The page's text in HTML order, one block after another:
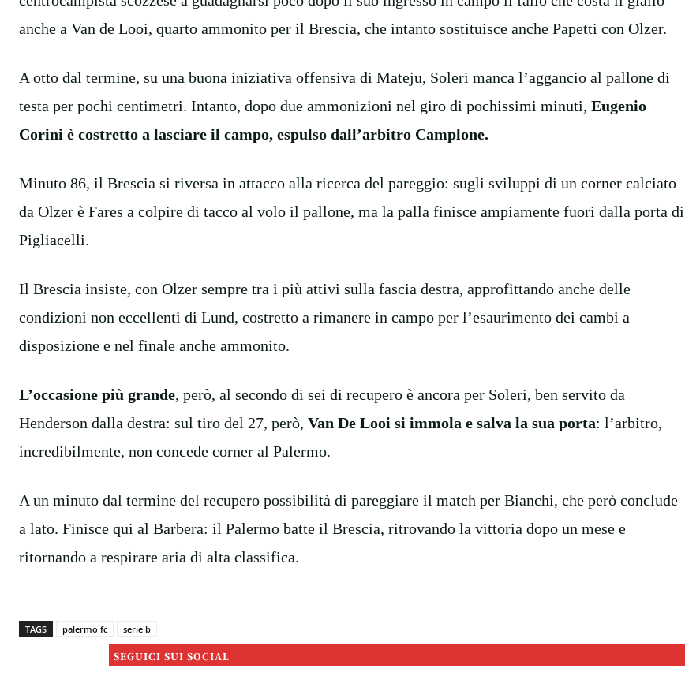
anche a Van de Looi, quarto ammonito per il Brescia, che intanto sostituisce anche Papetti con Olzer.
A otto dal termine, su una buona iniziativa offensiva di Mateju, Soleri manca l’aggancio al pallone di
testa per pochi centimetri. Intanto, dopo due ammonizioni nel giro di pochissimi minuti, Eugenio
Corini è costretto a lasciare il campo, espulso dall’arbitro Camplone.
Minuto 86, il Brescia si riversa in attacco alla ricerca del pareggio: sugli sviluppi di un corner calciato
da Olzer è Fares a colpire di tacco al volo il pallone, ma la palla finisce ampiamente fuori dalla porta di
Pigliacelli.
Il Brescia insiste, con Olzer sempre tra i più attivi sulla fascia destra, approfittando anche delle
condizioni non eccellenti di Lund, costretto a rimanere in campo per l’esaurimento dei cambi a
disposizione e nel finale anche ammonito.
L’occasione più grande, però, al secondo di sei di recupero è ancora per Soleri, ben servito da
Henderson dalla destra: sul tiro del 27, però, Van De Looi si immola e salva la sua porta: l’arbitro,
incredibilmente, non concede corner al Palermo.
A un minuto dal termine del recupero possibilità di pareggiare il match per Bianchi, che però conclude
a lato. Finisce qui al Barbera: il Palermo batte il Brescia, ritrovando la vittoria dopo un mese e
ritornando a respirare aria di alta classifica.
TAGS palermo fc serie b
SEGUICI SUI SOCIAL